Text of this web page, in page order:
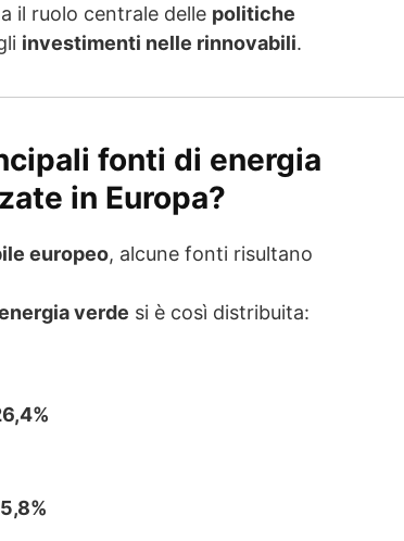
il ruolo centrale delle politiche
investimenti nelle rinnovabili.
fonti di energia
in Europa?
europeo, alcune fonti risultano
verde si è così distribuita:
5,8%